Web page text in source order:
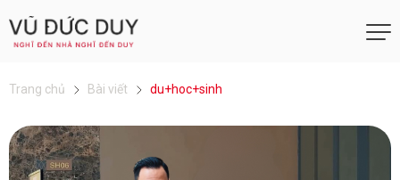
Trang chủ Bài viết du+hoc+sinh